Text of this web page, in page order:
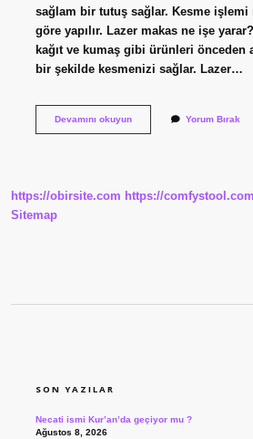
sağlam bir tutuş sağlar. Kesme işlemi
göre yapılır. Lazer makas ne işe
kağıt ve kumaş gibi ürünleri önceden
bir şekilde kesmenizi sağlar. Lazer…
Devamını okuyunTerzi
Yorum Bırak
https://obirsite.com https://
Sitemap
SON YAZILAR
Necati ismi Kur’an’da geçiyor mu ?
Ağustos 8, 2026